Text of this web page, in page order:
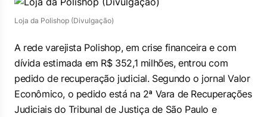
Loja da Polishop (Divulgação)
A rede varejista Polishop, em crise financeira e com
dívida estimada em R$ 352,1 milhões, entrou com
pedido de recuperação judicial. Segundo o jornalValor
Econômico, o pedido está na 2ª Vara de Recuperações
Judiciais do Tribunal de Justiça de São Paulo e